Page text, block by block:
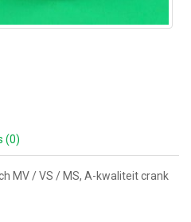
(0)
MV / VS / MS, A-kwaliteit crank